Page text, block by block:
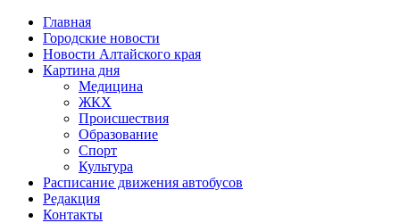
Главная
Городские новости
Новости Алтайского края
Картина дня
Медицина
ЖКХ
Происшествия
Образование
Спорт
Культура
Расписание движения автобусов
Редакция
Контакты